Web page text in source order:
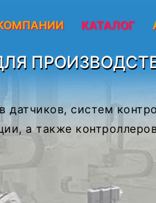
КАТАЛОГ
датчиков, систем
а также